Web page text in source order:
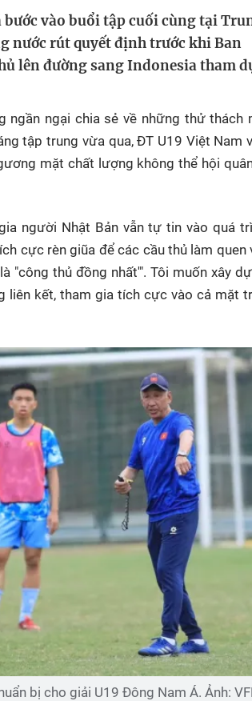
bước vào buổi tập cuối cùng tại
nước rút quyết định trước khi Ban
lên đường sang Indonesia tham
ngần ngại chia sẻ về những thử thách
tập trung vừa qua, ĐT U19 Việt Nam
mặt chất lượng không thể hội
người Nhật Bản vẫn tự tin vào quá
cực rèn giũa để các cầu thủ làm quen
"công thủ đồng nhất'". Tôi muốn xây
liên kết, tham gia tích cực vào cả mặt
bị cho giải U19 Đông Nam Á. Ảnh: